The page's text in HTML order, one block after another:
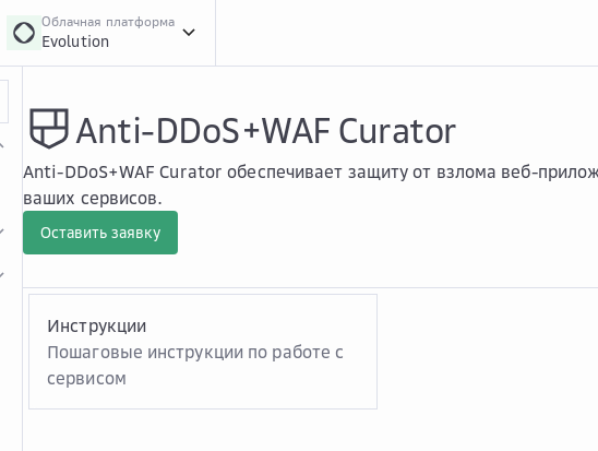
Облачная платформа
Evolution
Anti-DDoS+WAF Curator
Anti-DDoS+WAF Curator обеспечивает защиту от взлома веб-
ваших сервисов.
Оставить заявку
Инструкции
Пошаговые инструкции по работе с
сервисом